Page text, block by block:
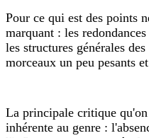
Pour ce qui est des points
marquant : les
les structures générales
morceaux un peu pesants
La principale critique
inhérente au genre :